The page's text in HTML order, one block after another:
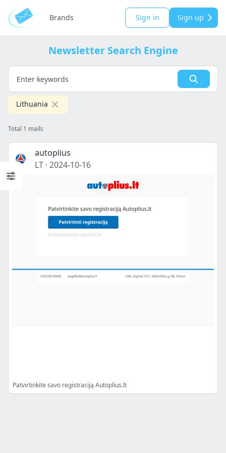
Brands Sign in Sign up
Newsletter Search Engine
Lithuania
Total 1 mails
autoplius
LT · 2024-10-16
Patvirtinkite savo registraciją Autoplius.lt